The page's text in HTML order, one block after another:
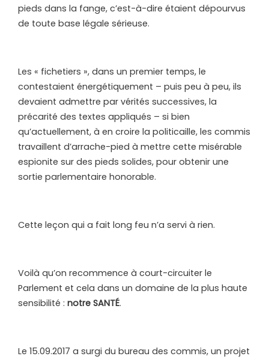
pieds dans la fange, c’est-à-dire étaient dépourvus
de toute base légale sérieuse.
Les « fichetiers », dans un premier temps, le
contestaient énergétiquement – puis peu à peu, ils
devaient admettre par vérités successives, la
précarité des textes appliqués – si bien
qu’actuellement, à en croire la politicaille, les commis
travaillent d’arrache-pied à mettre cette misérable
espionite sur des pieds solides, pour obtenir une
sortie parlementaire honorable.
Cette leçon qui a fait long feu n’a servi à rien.
Voilà qu’on recommence à court-circuiter le
Parlement et cela dans un domaine de la plus haute
sensibilité : notre SANTÉ.
Le 15.09.2017 a surgi du bureau des commis, un projet